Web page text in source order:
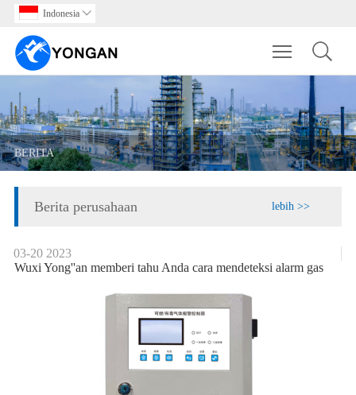
Indonesia 
Toggle
BERITA
Berita perusahaan lebih >>
03-20 2023
Wuxi Yong''an memberi tahu Anda cara mendeteksi alarm gas